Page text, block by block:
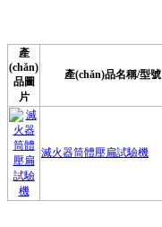
產
(chǎn)
品圖
片
產(chǎn)品名稱/型號
滅火器筒體壓扁試驗機